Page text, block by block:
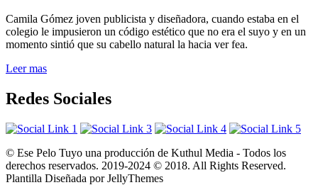
Camila Gómez joven publicista y diseñadora, cuando estaba en el
colegio le impusieron un código estético que no era el suyo y en un
momento sintió que su cabello natural la hacia ver fea.
Leer mas
Redes Sociales
© Ese Pelo Tuyo una producción de Kuthul Media - Todos los
derechos reservados. 2019-2024 © 2018. All Rights Reserved.
Plantilla Diseñada por JellyThemes